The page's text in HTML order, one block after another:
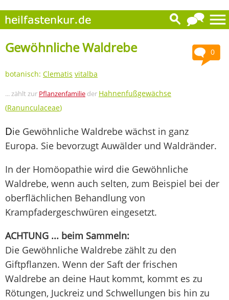
0
Gewöhnliche Waldrebe
botanisch: Clematis vitalba
... zählt zur Pflanzenfamilie der Hahnenfußgewächse
(Ranunculaceae)
Die Gewöhnliche Waldrebe wächst in ganz
Europa. Sie bevorzugt Auwälder und Waldränder.
In der Homöopathie wird die Gewöhnliche
Waldrebe, wenn auch selten, zum Beispiel bei der
oberflächlichen Behandlung von
Krampfadergeschwüren eingesetzt.
ACHTUNG ... beim Sammeln:
Die Gewöhnliche Waldrebe zählt zu den
Giftpflanzen. Wenn der Saft der frischen
Waldrebe an deine Haut kommt, kommt es zu
Rötungen, Juckreiz und Schwellungen bis hin zu